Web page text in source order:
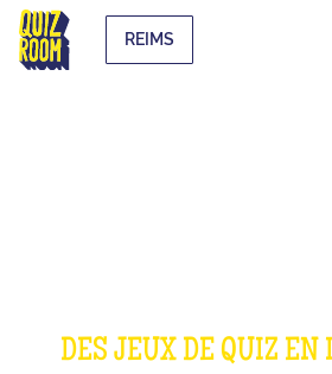
REIMS
DES JEUX DE QUIZ